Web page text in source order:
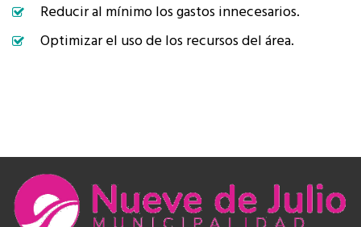
Reducir al mínimo los gastos innecesarios.
Optimizar el uso de los recursos del área.